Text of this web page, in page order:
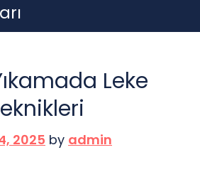
Leke
2025 by admin